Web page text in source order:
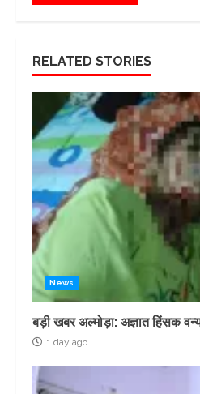
RELATED STORIES
News
बड़ी खबर अल्मोड़ा: अज्ञात हिंसक
1 day ago